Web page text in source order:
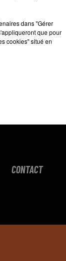
CONTACT
dans "Gérer
que pour
cookies" situé en